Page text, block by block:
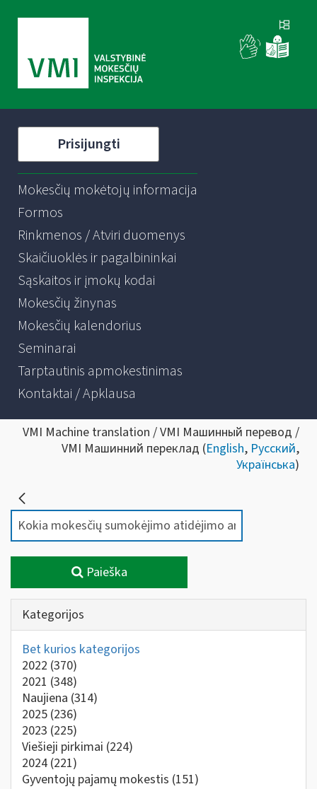
Prisijungti
Mokesčių mokėtojų informacija
Formos
Rinkmenos / Atviri duomenys
Skaičiuoklės ir pagalbininkai
Sąskaitos ir įmokų kodai
Mokesčių žinynas
Mokesčių kalendorius
Seminarai
Tarptautinis apmokestinimas
Kontaktai / Apklausa
VMI Machine translation / VMI Машинный перевод /
VMI Машинний переклад (English, Русский,
Українська)
Paieška
Kategorijos
Bet kurios kategorijos
2022 (370)
2021 (348)
Naujiena (314)
2025 (236)
2023 (225)
Viešieji pirkimai (224)
2024 (221)
Gyventojų pajamų mokestis (151)